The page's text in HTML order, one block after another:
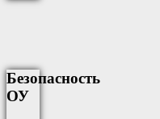
Безопасность
ОУ